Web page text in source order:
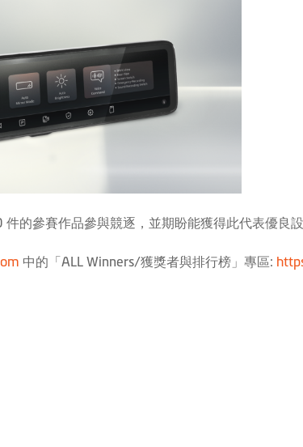
的參賽作品參與競逐，並期盼能獲得此代表優良設
中的「ALL Winners/獲獎者與排行榜」專區: